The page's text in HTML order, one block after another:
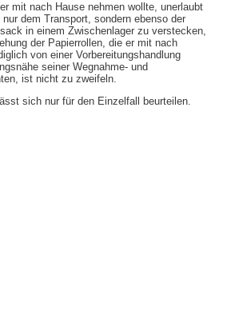
mit nach Hause nehmen wollte, unerlaubt
dem Transport, sondern ebenso der
in einem Zwischenlager zu verstecken,
der Papierrollen, die er mit nach
von einer Vorbereitungshandlung
seiner Wegnahme- und
ist nicht zu zweifeln.
sich nur für den Einzelfall beurteilen.